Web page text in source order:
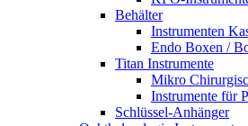
Behälter
Instrumenten
Endo Boxen /
Titan Instrumente
Mikro
Instrumente für
Schlüssel-Anhänger